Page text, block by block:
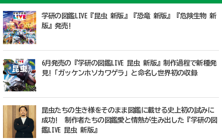
学研の図鑑LIVE『昆虫 新版』『恐竜 新版』『危険生物 新
版』発売!
6月発売の『学研の図鑑LIVE 昆虫 新版』制作過程で新種発
見!「ガッケンホソカワゲラ」と命名し世界初の収録
昆虫たちの生き様をそのまま図鑑に載せる史上初の試みに
成功! 制作者たちの図鑑愛と情熱が生み出した『学研の図
鑑LIVE 昆虫 新版』